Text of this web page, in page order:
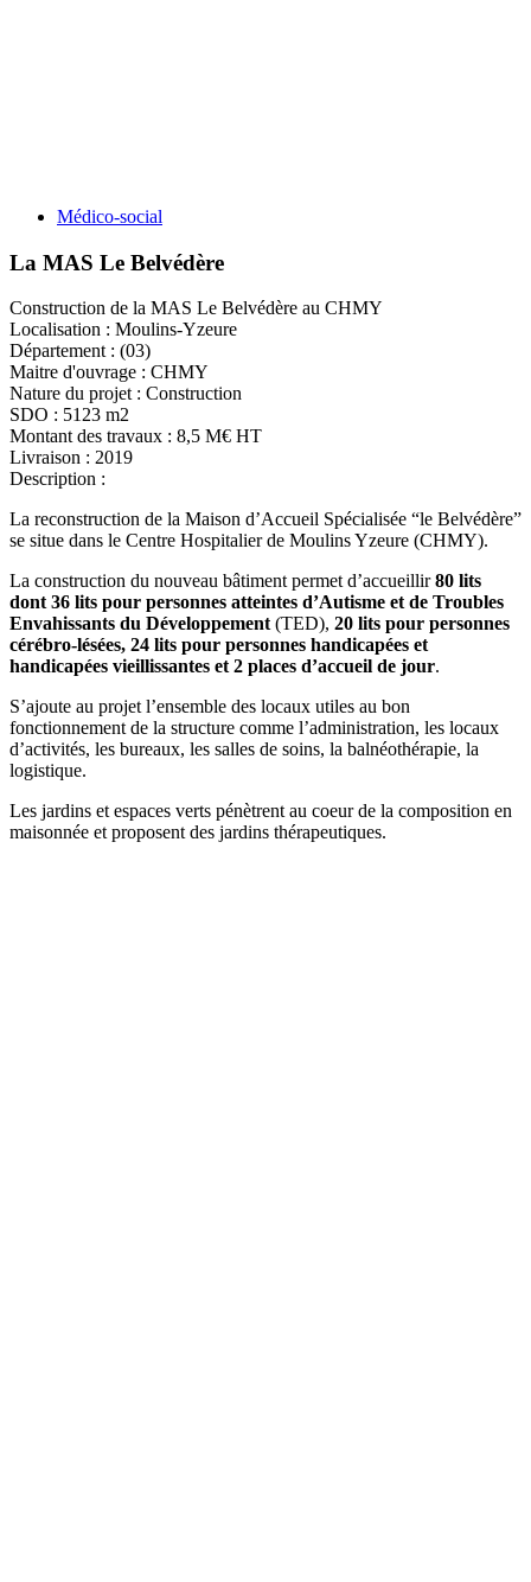
Médico-social
La MAS Le Belvédère
Construction de la MAS Le Belvédère au CHMY
Localisation : Moulins-Yzeure
Département : (03)
Maitre d'ouvrage : CHMY
Nature du projet : Construction
SDO : 5123 m2
Montant des travaux : 8,5 M€ HT
Livraison : 2019
Description :
La reconstruction de la Maison d’Accueil Spécialisée “le Belvédère”
se situe dans le Centre Hospitalier de Moulins Yzeure (CHMY).
La construction du nouveau bâtiment permet d’accueillir80 lits
dont 36 lits pour personnes atteintes d’Autisme et de Troubles
Envahissants du Développement(TED), 20 lits pour personnes
cérébro-lésées, 24 lits pour personnes handicapées et
handicapées vieillissantes et 2 places d’accueil de jour.
S’ajoute au projet l’ensemble des locaux utiles au bon
fonctionnement de la structure comme l’administration, les locaux
d’activités, les bureaux, les salles de soins, la balnéothérapie, la
logistique.
Les jardins et espaces verts pénètrent au coeur de la composition en
maisonnée et proposent des jardins thérapeutiques.